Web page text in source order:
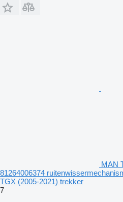
MAN
81264006374
TGX (2005-2021) trekker
7